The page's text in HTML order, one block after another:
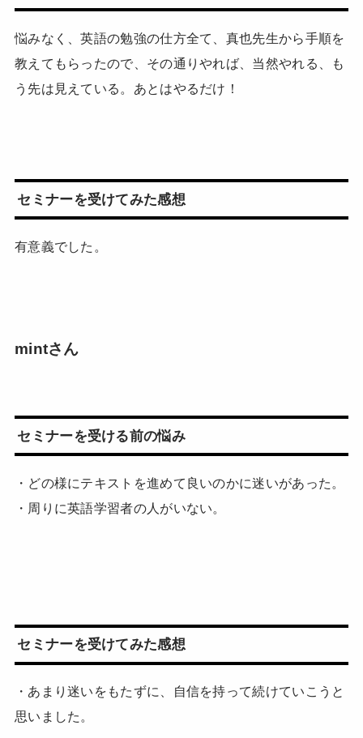
悩みなく、英語の勉強の仕方全て、真也先生から手順を
教えてもらったので、その通りやれば、当然やれる、も
う先は見えている。あとはやるだけ！
セミナーを受けてみた感想
有意義でした。
mintさん
セミナーを受ける前の悩み
・どの様にテキストを進めて良いのかに迷いがあった。
・周りに英語学習者の人がいない。
セミナーを受けてみた感想
・あまり迷いをもたずに、自信を持って続けていこうと
思いました。